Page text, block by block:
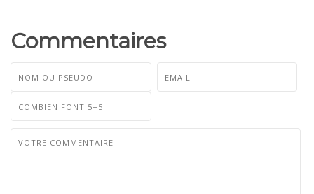
Commentaires